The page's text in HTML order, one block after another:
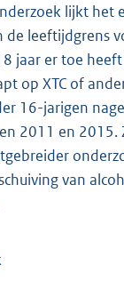
lijkt het
de leeftijdgrens
jaar er toe
op XTC of
16-jarigen
2011 en 2015.
van